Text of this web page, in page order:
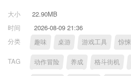
大小
22.90MB
时间
2026-08-09 21:36
分类
趣味 桌游 游戏工具 惊悚
TAG 动作冒险 养成 格斗街机